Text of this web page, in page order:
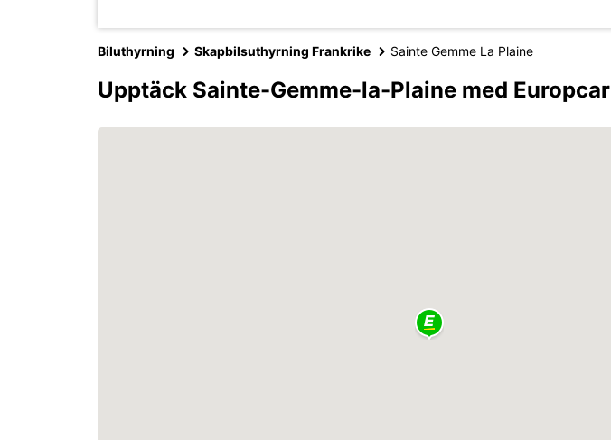
Biluthyrning Skapbilsuthyrning Frankrike Sainte Gemme La Plaine
Upptäck Sainte-Gemme-la-Plaine med Europcar